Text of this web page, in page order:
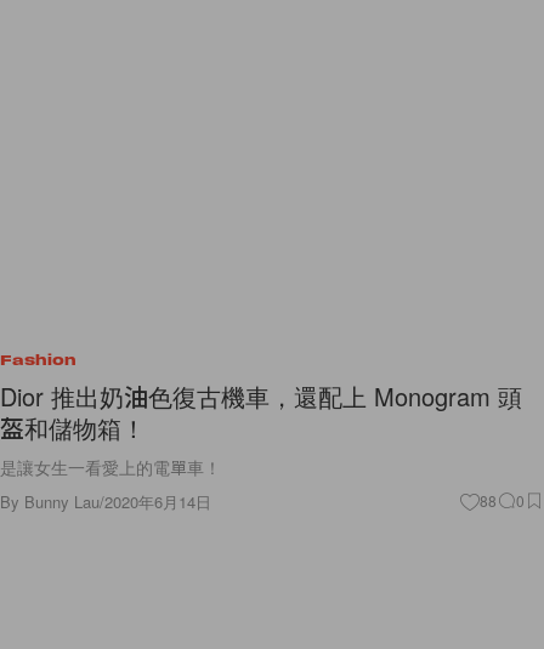
Fashion
Dior 推出奶油色復古機車，還配上 Monogram 頭
盔和儲物箱！
是讓女生一看愛上的電單車！
By Bunny Lau/2020年6月14日 88 0